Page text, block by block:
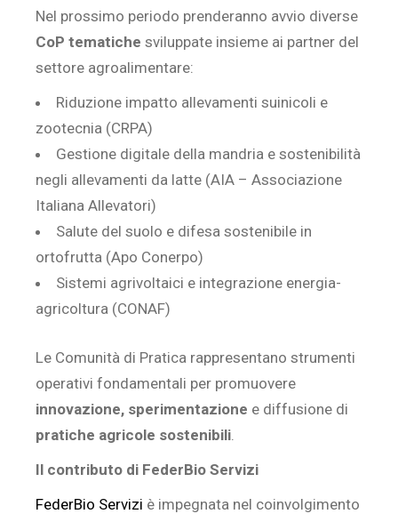
Nel prossimo periodo prenderanno avvio diverse
CoP tematiche sviluppate insieme ai partner del
settore agroalimentare:
Riduzione impatto allevamenti suinicoli e
zootecnia (CRPA)
Gestione digitale della mandria e sostenibilità
negli allevamenti da latte (AIA – Associazione
Italiana Allevatori)
Salute del suolo e difesa sostenibile in
ortofrutta (Apo Conerpo)
Sistemi agrivoltaici e integrazione energia-
agricoltura (CONAF)
Le Comunità di Pratica rappresentano strumenti
operativi fondamentali per promuovere
innovazione, sperimentazione e diffusione di
pratiche agricole sostenibili
Il contributo di FederBio Servizi
FederBio Servizi è impegnata nel coinvolgimento